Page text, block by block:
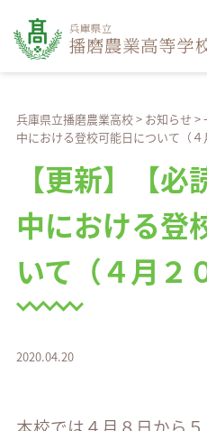
兵庫県立播磨農業高校> お知らせ >
中における登校可能日について（４
【更新】【
中における登
いて（４月２
2020.04.20
本校では４月８日から